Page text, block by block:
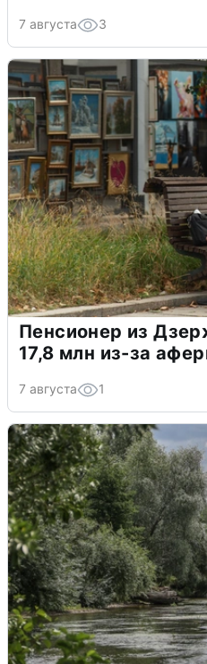
7 августа 3
Пенсионер из
17,8 млн из-за
7 августа 1